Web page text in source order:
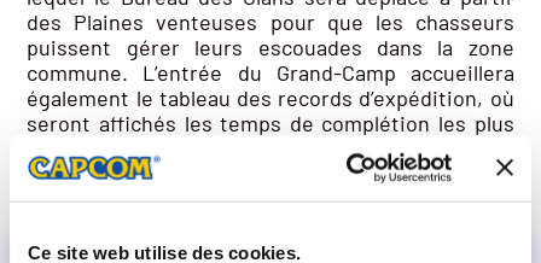
Ce site web utilise des cookies.
des Plaines venteuses pour que les chasseurs
puissent gérer leurs escouades dans la zone
commune. L’entrée du Grand-Camp accueillera
également le tableau des records d’expédition, où
seront affichés les temps de complétion les plus
rapides des nouvelles Quêtes Arène, ainsi que les
primes limitées des quêtes Arène.